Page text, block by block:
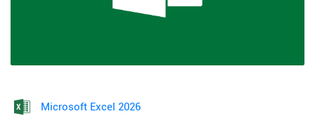
Microsoft Excel 2026